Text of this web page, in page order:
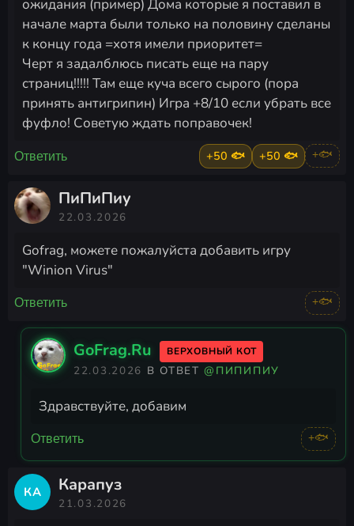
ожидания (пример) Дома которые я поставил в
начале марта были только на половину сделаны
к концу года =хотя имели приоритет=
Черт я задалблюсь писать еще на пару
страниц!!!!! Там еще куча всего сырого (пора
принять антигрипин) Игра +8/10 если убрать все
фуфло! Советую ждать поправочек!
Ответить +50 🐟 +50 🐟 +🐟
ПиПиПиу
22.03.2026
Gofrag, можете пожалуйста добавить игру
"Winion Virus"
Ответить +🐟
GoFrag.Ru ВЕРХОВНЫЙ КОТ
22.03.2026 В ОТВЕТ@ПИПИПИУ
Здравствуйте, добавим
Ответить +🐟
КА Карапуз
21.03.2026